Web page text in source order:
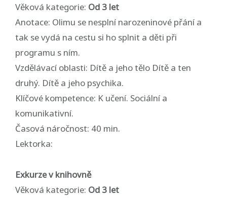
Věková kategorie: Od 3 let
Anotace: Olimu se nesplní narozeninové přání a
tak se vydá na cestu si ho splnit a děti při
programu s ním.
Vzdělávací oblasti: Dítě a jeho tělo Dítě a ten
druhý. Dítě a jeho psychika.
Klíčové kompetence: K učení. Sociální a
komunikativní.
Časová náročnost: 40 min.
Lektorka:
Exkurze v knihovně
Věková kategorie: Od 3 let